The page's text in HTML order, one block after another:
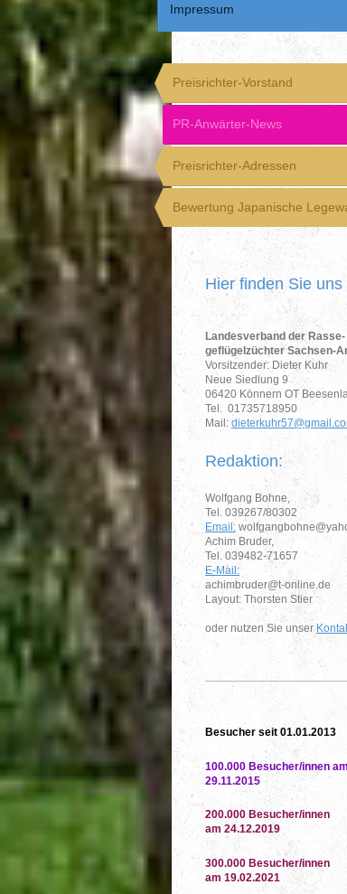
Impressum
Preisrichter-Vorstand
PR-Anwärter-News
Preisrichter-Adressen
Bewertung Japanische
Hier finden Sie uns
Landesverband der Rasse-
geflügelzüchter Sachsen-
Vorsitzender: Dieter Kuhr
Neue Siedlung 9
06420 Könnern OT
Tel. 01735718950
Mail:
Redaktion:
Wolfgang Bohne,
Tel. 039267/80302
Email:
Achim Bruder,
Tel. 039482-71657
E-Mail:
achimbruder@t-online.de
Layout: Thorsten Stier
oder nutzen Sie unser
Besucher seit 01.01.2013
100.000 Besucher/innen am
29.11.2015
200.000 Besucher/innen
am 24.12.2019
300.000 Besucher/innen
am 19.02.2021